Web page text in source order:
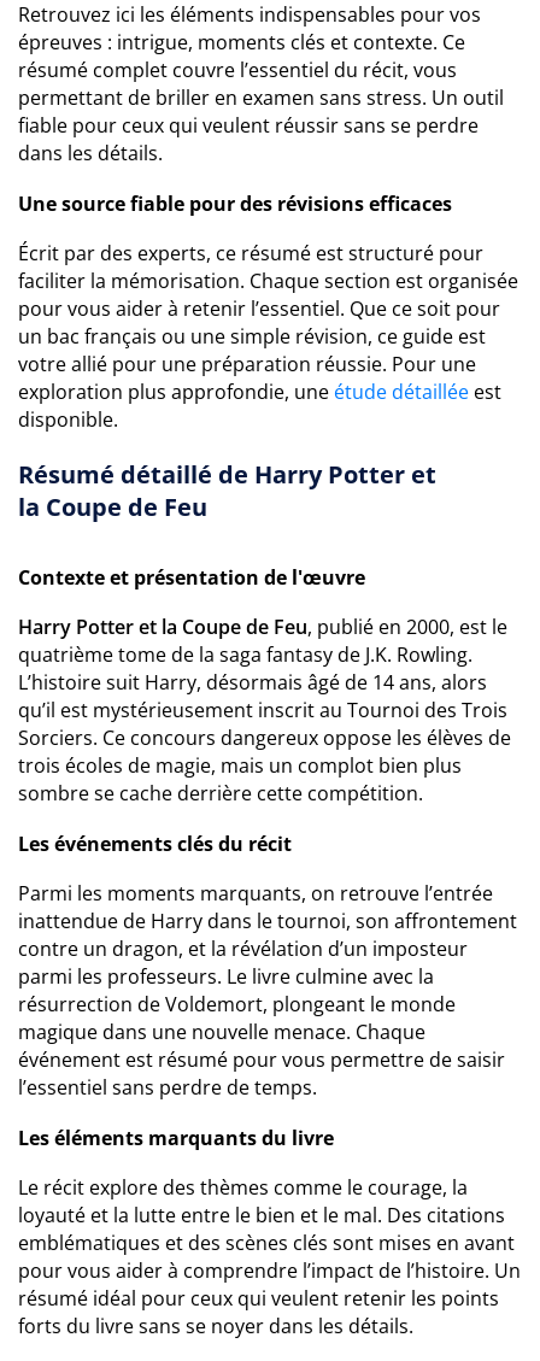
Retrouvez ici les éléments indispensables pour vos
épreuves : intrigue, moments clés et contexte. Ce
résumé complet couvre l’essentiel du récit, vous
permettant de briller en examen sans stress. Un outil
fiable pour ceux qui veulent réussir sans se perdre
dans les détails.
Une source fiable pour des révisions efficaces
Écrit par des experts, ce résumé est structuré pour
faciliter la mémorisation. Chaque section est organisée
pour vous aider à retenir l’essentiel. Que ce soit pour
un bac français ou une simple révision, ce guide est
votre allié pour une préparation réussie. Pour une
exploration plus approfondie, une étude détaillée est
disponible.
Résumé détaillé de Harry Potter et
la Coupe de Feu
Contexte et présentation de l'œuvre
Harry Potter et la Coupe de Feu, publié en 2000, est le
quatrième tome de la saga fantasy de J.K. Rowling.
L’histoire suit Harry, désormais âgé de 14 ans, alors
qu’il est mystérieusement inscrit au Tournoi des Trois
Sorciers. Ce concours dangereux oppose les élèves de
trois écoles de magie, mais un complot bien plus
sombre se cache derrière cette compétition.
Les événements clés du récit
Parmi les moments marquants, on retrouve l’entrée
inattendue de Harry dans le tournoi, son affrontement
contre un dragon, et la révélation d’un imposteur
parmi les professeurs. Le livre culmine avec la
résurrection de Voldemort, plongeant le monde
magique dans une nouvelle menace. Chaque
événement est résumé pour vous permettre de saisir
l’essentiel sans perdre de temps.
Les éléments marquants du livre
Le récit explore des thèmes comme le courage, la
loyauté et la lutte entre le bien et le mal. Des citations
emblématiques et des scènes clés sont mises en avant
pour vous aider à comprendre l’impact de l’histoire. Un
résumé idéal pour ceux qui veulent retenir les points
forts du livre sans se noyer dans les détails.